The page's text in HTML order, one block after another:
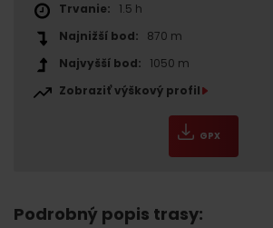
Trvanie:
1.5 h
Najnižší bod:
870 m
Najvyšší bod:
1050 m
Zobraziť výškový profil
GPX
Podrobný popis trasy: